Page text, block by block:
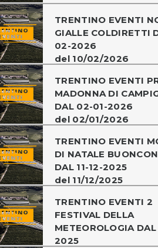
TRENTINO EVENTI
GIALLE COLDIRETTI
02-2026
del 10/02/2026
TRENTINO EVENTI
MADONNA DI
DAL 02-01-2026
del 02/01/2026
TRENTINO EVENTI
DI NATALE
DAL 11-12-2025
del 11/12/2025
TRENTINO EVENTI 2
FESTIVAL DELLA
METEOROLOGIA DAL
2025